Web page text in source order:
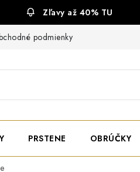
Zľavy až 40% TU
podmienky
PRSTENE OBRÚČKY